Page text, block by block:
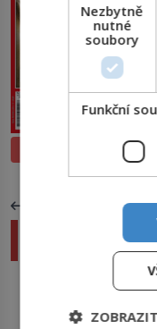
PROLISTOVAT
PŘEDCHOZÍ ČLÁNEK
Robotka Sophia
Nezbytně
nutné
soubory
Funkční